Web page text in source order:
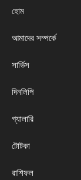
হোম
আমাদের সম্পর্কে
সার্ভিস
দিনলিপি
গ্যালারি
টোটকা
রাশিফল